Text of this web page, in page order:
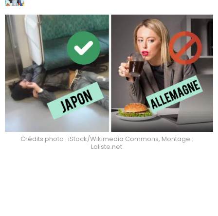
Crédits photo : iStock/Wikimedia Commons, Montage :
Laliste.net